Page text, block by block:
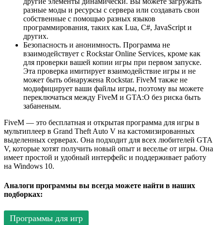
разные моды и ресурсы с сервера или создавать свои
собственные с помощью разных языков
программирования, таких как Lua, C#, JavaScript и
других.
Безопасность и анонимность. Программа не
взаимодействует с Rockstar Online Services, кроме как
для проверки вашей копии игры при первом запуске.
Эта проверка имитирует взаимодействие игры и не
может быть обнаружена Rockstar. FiveM также не
модифицирует ваши файлы игры, поэтому вы можете
переключаться между FiveM и GTA:O без риска быть
забаненым.
FiveM — это бесплатная и открытая программа для игры в
мультиплеер в Grand Theft Auto V на кастомизированных
выделенных серверах. Она подходит для всех любителей GTA
V, которые хотят получить новый опыт и веселье от игры. Она
имеет простой и удобный интерфейс и поддерживает работу
на Windows 10.
Аналоги программы вы всегда можете найти в наших
подборках:
Программы для игр